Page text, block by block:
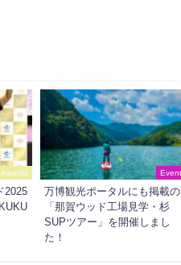
Awards
2025
Event
万博観光ポータルにも掲載の
「那賀ウッド工場見学・杉
SUPツアー」を開催しまし
た！